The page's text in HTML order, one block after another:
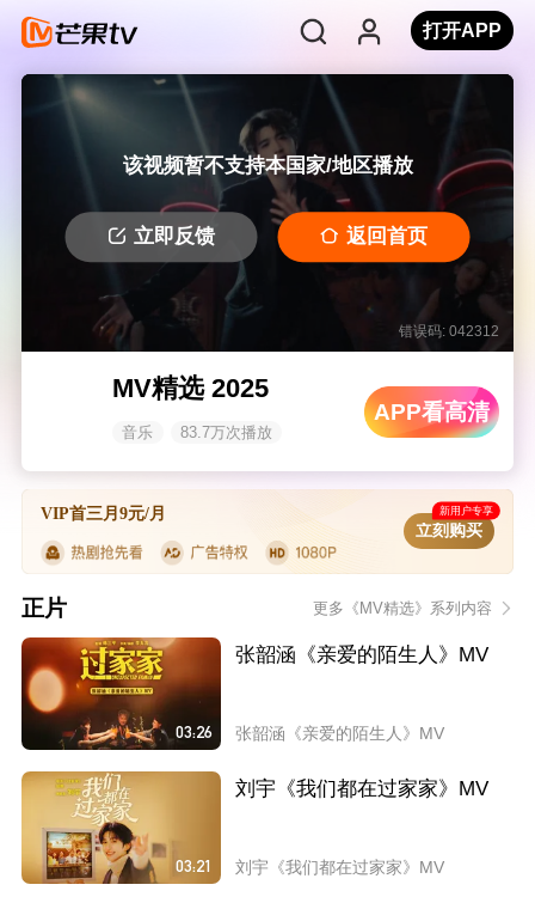
打开APP
该视频暂不支持本国家/地区播放
立即反馈 返回首页
错误码: 042312
MV精选 2025
音乐 83.7万次播放
APP看高清
VIP首三月9元/月 新用户专享
立刻购买
正片 更多《MV精选》系列内容
03:26
张韶涵《亲爱的陌生人》MV
张韶涵《亲爱的陌生人》MV
03:21
刘宇《我们都在过家家》MV
刘宇《我们都在过家家》MV